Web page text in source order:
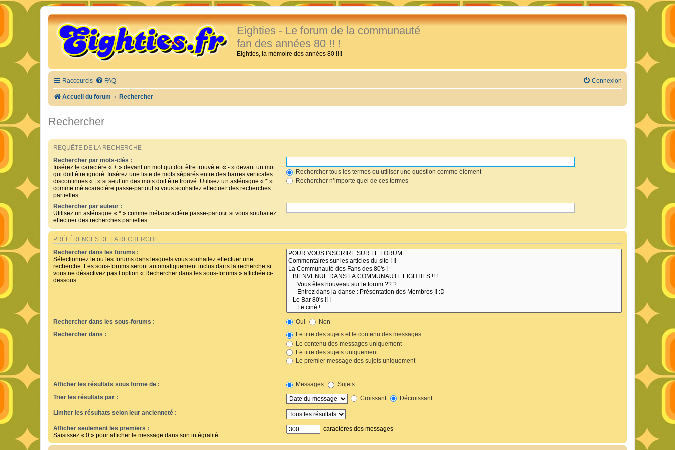
Eighties - Le forum de la communauté
fan des années 80 !! !
Eighties, la mémoire des années 80 !!!!
Raccourcis FAQ Connexion
Accueil du forum Rechercher
Rechercher
REQUÊTE DE LA RECHERCHE
Rechercher par mots-clés :
Insérez le caractère « + » devant un mot qui doit être trouvé et « - » devant un mot
qui doit être ignoré. Insérez une liste de mots séparés entre des barres verticales
discontinues « | » si seul un des mots doit être trouvé. Utilisez un astérisque « * »
comme métacaractère passe-partout si vous souhaitez effectuer des recherches
partielles.
Rechercher tous les termes ou utiliser une question comme élément
Rechercher n’importe quel de ces termes
Rechercher par auteur :
Utilisez un astérisque « * » comme métacaractère passe-partout si vous souhaitez
effectuer des recherches partielles.
PRÉFÉRENCES DE LA RECHERCHE
Rechercher dans les forums :
Sélectionnez le ou les forums dans lesquels vous souhaitez effectuer une
recherche. Les sous-forums seront automatiquement inclus dans la recherche si
vous ne désactivez pas l’option « Rechercher dans les sous-forums » affichée ci-
dessous.
Rechercher dans les sous-forums : Oui
Non
Rechercher dans :
Le titre des sujets et le contenu des messages
Le contenu des messages uniquement
Le titre des sujets uniquement
Le premier message des sujets uniquement
Afficher les résultats sous forme de : Messages
Sujets
Trier les résultats par :
Croissant Décroissant
Limiter les résultats selon leur ancienneté :
Afficher seulement les premiers :
Saisissez « 0 » pour afficher le message dans son intégralité.
caractères des messages